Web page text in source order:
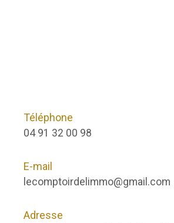
Téléphone
04 91 32 00 98
E-mail
lecomptoirdelimmo@gmail.com
Adresse